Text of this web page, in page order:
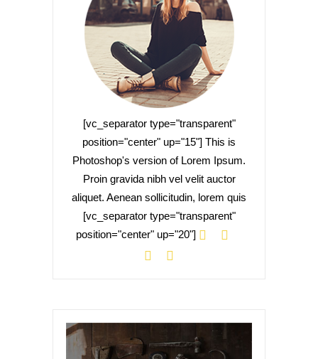
[vc_separator type="transparent"
position="center" up="15"] This is
Photoshop's version of Lorem Ipsum.
Proin gravida nibh vel velit auctor
aliquet. Aenean sollicitudin, lorem quis
[vc_separator type="transparent"
position="center" up="20"]